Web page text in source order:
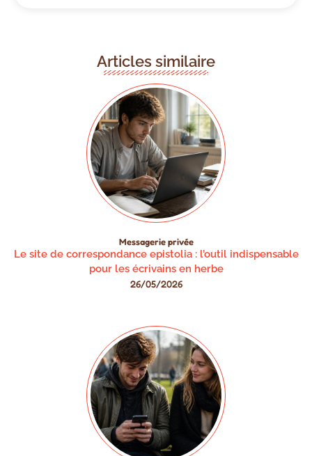
Articles similaire
Messagerie privée
Le site de correspondance epistolia : l’outil indispensable
pour les écrivains en herbe
26/05/2026